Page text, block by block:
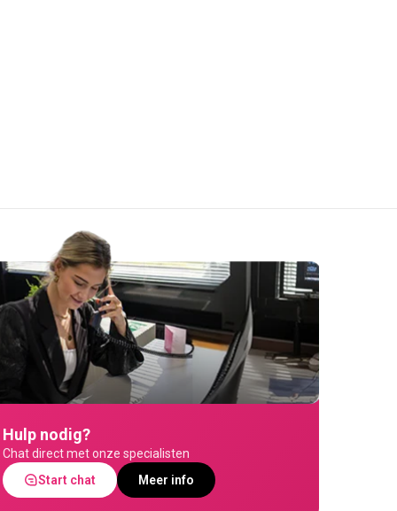
Hulp nodig?
Chat direct met onze specialisten
Start chat
Meer info